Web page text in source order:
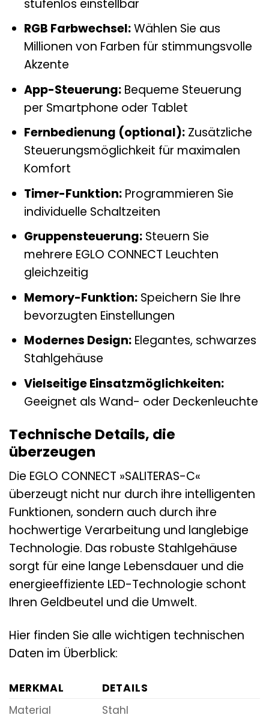
stufenlos einstellbar
RGB Farbwechsel:Wählen Sie aus
Millionen von Farben für stimmungsvolle
Akzente
App-Steuerung:Bequeme Steuerung
per Smartphone oder Tablet
Fernbedienung (optional):Zusätzliche
Steuerungsmöglichkeit für maximalen
Komfort
Timer-Funktion:Programmieren Sie
individuelle Schaltzeiten
Gruppensteuerung:Steuern Sie
mehrere EGLO CONNECT Leuchten
gleichzeitig
Memory-Funktion:Speichern Sie Ihre
bevorzugten Einstellungen
Modernes Design:Elegantes, schwarzes
Stahlgehäuse
Vielseitige Einsatzmöglichkeiten:
Geeignet als Wand- oder Deckenleuchte
Technische Details, die
überzeugen
Die EGLO CONNECT »SALITERAS-C«
überzeugt nicht nur durch ihre intelligenten
Funktionen, sondern auch durch ihre
hochwertige Verarbeitung und langlebige
Technologie. Das robuste Stahlgehäuse
sorgt für eine lange Lebensdauer und die
energieeffiziente LED-Technologie schont
Ihren Geldbeutel und die Umwelt.
Hier finden Sie alle wichtigen technischen
Daten im Überblick:
MERKMAL
DETAILS
Material
Stahl